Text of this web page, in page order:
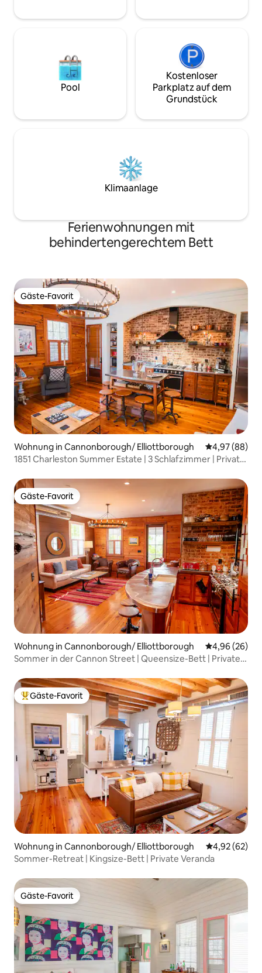
Pool
Kostenloser
Parkplatz auf dem
Grundstück
Klimaanlage
Ferienwohnungen mit
behindertengerechtem Bett
Gäste-Favorit
Gäste-Favorit
Wohnung in Cannonborough/ Elliottborough
4,97 (88)
1851 Charleston Summer Estate | 3 Schlafzimmer | Private
Gäste-Favorit
Gäste-Favorit
Wohnung in Cannonborough/ Elliottborough
4,96 (26)
Sommer in der Cannon Street | Queensize-Bett | Private
Beliebter Gäste-Favorit.
Gäste-Favorit
Wohnung in Cannonborough/ Elliottborough
4,92 (62)
Sommer-Retreat | Kingsize-Bett | Private Veranda
Gäste-Favorit
Gäste-Favorit